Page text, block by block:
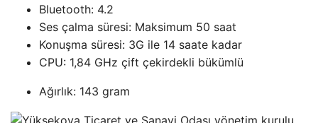
Bluetooth: 4.2
Ses çalma süresi: Maksimum 50 saat
Konuşma süresi: 3G ile 14 saate kadar
CPU: 1,84 GHz çift çekirdekli bükümlü
Ağırlık: 143 gram